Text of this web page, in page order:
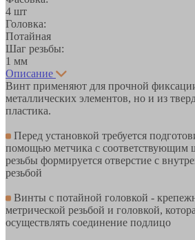
4 шт
Головка:
Потайная
Шаг резьбы:
1 мм
Описание
Винт применяют для прочной
металлических элементов, но и из
пластика.
Перед установкой требуется
помощью метчика с соответствующим
резьбы формируется отверстие с
резьбой
Винты с потайной головкой -
метрической резьбой и головкой,
осуществлять соединение подлицо